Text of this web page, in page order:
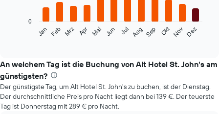
folgende
den
durchschnittlichen
Zimmerpreis
im
jeweiligen
Monat
Jan Feb Mrz Apr Mai Jun Jul Aug Sep Okt Nov Dez
0
An welchem Tag ist die Buchung von Alt Hotel St. John's am
günstigsten?
Der günstigste Tag, um Alt Hotel St. John's zu buchen, ist der Dienstag.
Der durchschnittliche Preis pro Nacht liegt dann bei 139 €. Der teuerste
Tag ist Donnerstag mit 289 € pro Nacht.